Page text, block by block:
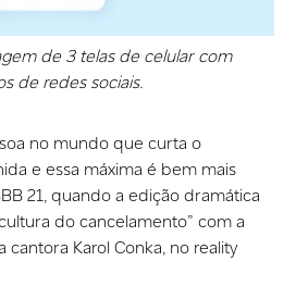
de 3 telas de celular com
de redes sociais.
no mundo que curta o
e essa máxima é bem mais
21, quando a edição dramática
do cancelamento” com a
Karol Conka, no reality